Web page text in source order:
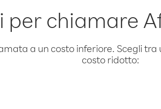
chiamare
a un costo inferiore. Scegli
costo ridotto: